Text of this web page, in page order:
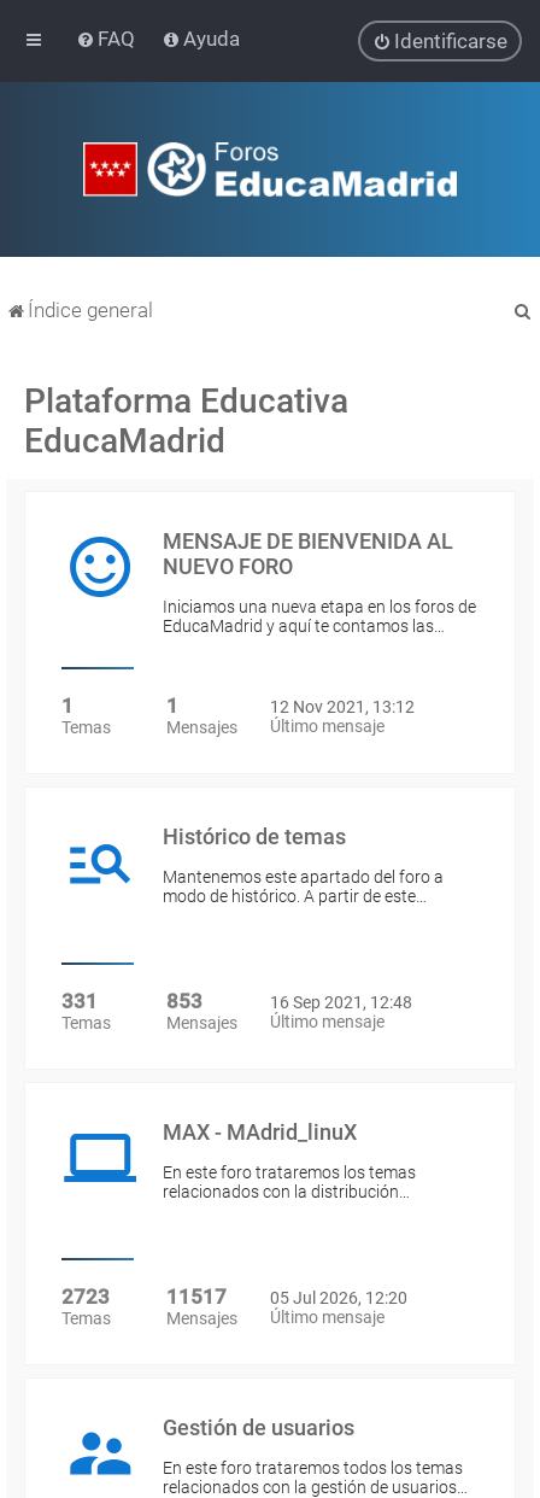
FAQ Ayuda Identificarse
Índice general
Plataforma Educativa
EducaMadrid
MENSAJE DE BIENVENIDA AL
NUEVO FORO
Iniciamos una nueva etapa en los foros de
EducaMadrid y aquí te contamos las…
1
Temas
1
Mensajes
12 Nov 2021, 13:12
Último mensaje
Histórico de temas
Mantenemos este apartado del foro a
modo de histórico. A partir de este…
331
Temas
853
Mensajes
16 Sep 2021, 12:48
Último mensaje
MAX - MAdrid_linuX
En este foro trataremos los temas
relacionados con la distribución…
2723
Temas
11517
Mensajes
05 Jul 2026, 12:20
Último mensaje
Gestión de usuarios
En este foro trataremos todos los temas
relacionados con la gestión de usuarios…